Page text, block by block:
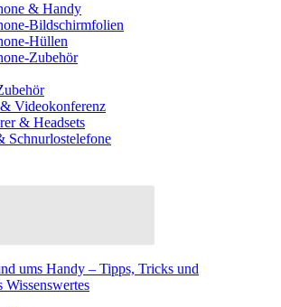
& Handy
Bildschirmfolien
Hüllen
Zubehör
Videokonferenz
& Headsets
Schnurlostelefone
ums Handy – Tipps, Tricks und
Wissenswertes